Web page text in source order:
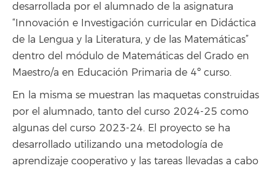
desarrollada por el alumnado de la asignatura
“Innovación e Investigación curricular en Didáctica
de la Lengua y la Literatura, y de las Matemáticas”
dentro del módulo de Matemáticas del Grado en
Maestro/a en Educación Primaria de 4º curso.
En la misma se muestran las maquetas construidas
por el alumnado, tanto del curso 2024-25 como
algunas del curso 2023-24. El proyecto se ha
desarrollado utilizando una metodología de
aprendizaje cooperativo y las tareas llevadas a cabo